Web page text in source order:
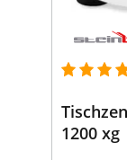
1200 xg